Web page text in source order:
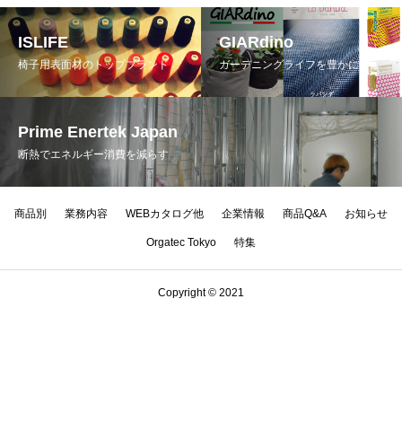
ISLIFE
椅子用表面材のトップブランド
GIARdino
ガーデニングライフを豊かに
Prime Enertek Japan
断熱でエネルギー消費を減らす
商品別 業務内容 WEBカタログ他 企業情報 商品Q&A お知らせ
Orgatec Tokyo 特集
Copyright © 2021